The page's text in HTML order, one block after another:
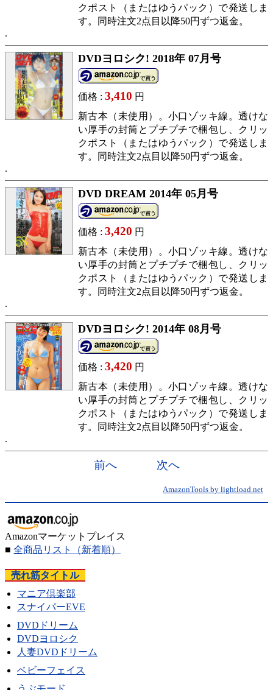
クポスト（またはゆうパック）で発送しま
す。同時注文2点目以降50円ずつ返金。
DVDヨロシク! 2018年 07月号
価格 : 3,410 円
新古本（未使用）。小口ゾッキ線。透けな
い厚手の封筒とプチプチで梱包し、クリッ
クポスト（またはゆうパック）で発送しま
す。同時注文2点目以降50円ずつ返金。
DVD DREAM 2014年 05月号
価格 : 3,420 円
新古本（未使用）。小口ゾッキ線。透けな
い厚手の封筒とプチプチで梱包し、クリッ
クポスト（またはゆうパック）で発送しま
す。同時注文2点目以降50円ずつ返金。
DVDヨロシク! 2014年 08月号
価格 : 3,420 円
新古本（未使用）。小口ゾッキ線。透けな
い厚手の封筒とプチプチで梱包し、クリッ
クポスト（またはゆうパック）で発送しま
す。同時注文2点目以降50円ずつ返金。
前へ 次へ
AmazonTools by lightload.net
Amazonマーケットプレイス
■ 全商品リスト （新着順）
売れ筋タイトル
マニア倶楽部
スナイパーEVE
DVDドリーム
DVDヨロシク
人妻DVDドリーム
ベビーフェイス